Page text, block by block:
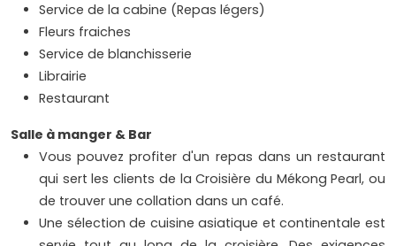
Service de la cabine (Repas légers)
Fleurs fraiches
Service de blanchisserie
Librairie
Restaurant
Salle à manger & Bar
Vous pouvez profiter d'un repas dans un restaurant
qui sert les clients de la Croisière du Mékong Pearl, ou
de trouver une collation dans un café.
Une sélection de cuisine asiatique et continentale est